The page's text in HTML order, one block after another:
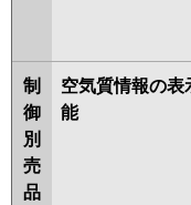
制
御
別
売
品
空気質情報の表
能